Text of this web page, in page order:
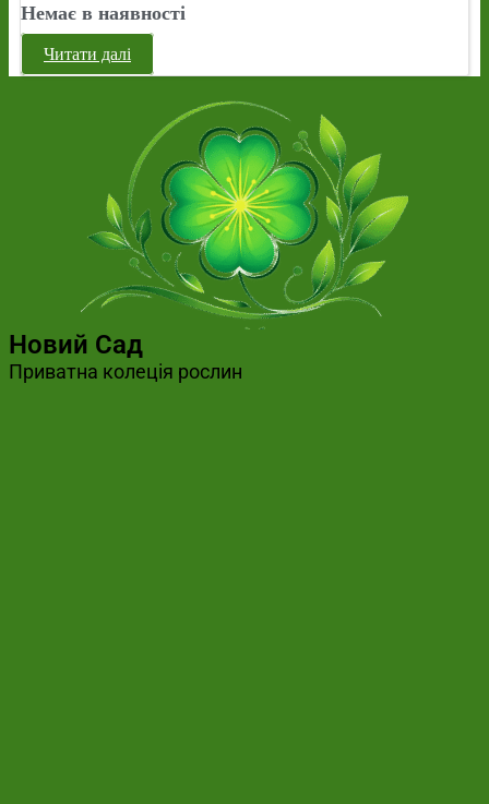
Немає в наявності
Читати далі
Новий Сад
Приватна колеція рослин